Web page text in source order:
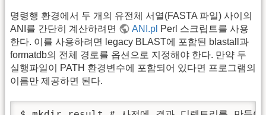
명령행 환경에서 두 개의 유전체 서열(FASTA 파일) 사이의
ANI를 간단히 계산하려면
ANI.pl Perl 스크립트를 사용
한다. 이를 사용하려면 legacy BLAST에 포함된 blastall과
formatdb의 전체 경로를 옵션으로 지정해야 한다. 만약 두
실행파일이 PATH 환경변수에 포함되어 있다면 프로그램의
이름만 제공하면 된다.